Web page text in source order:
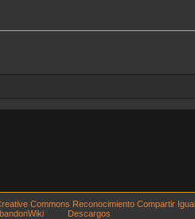
Commons Reconocimiento Compartir
Descargos